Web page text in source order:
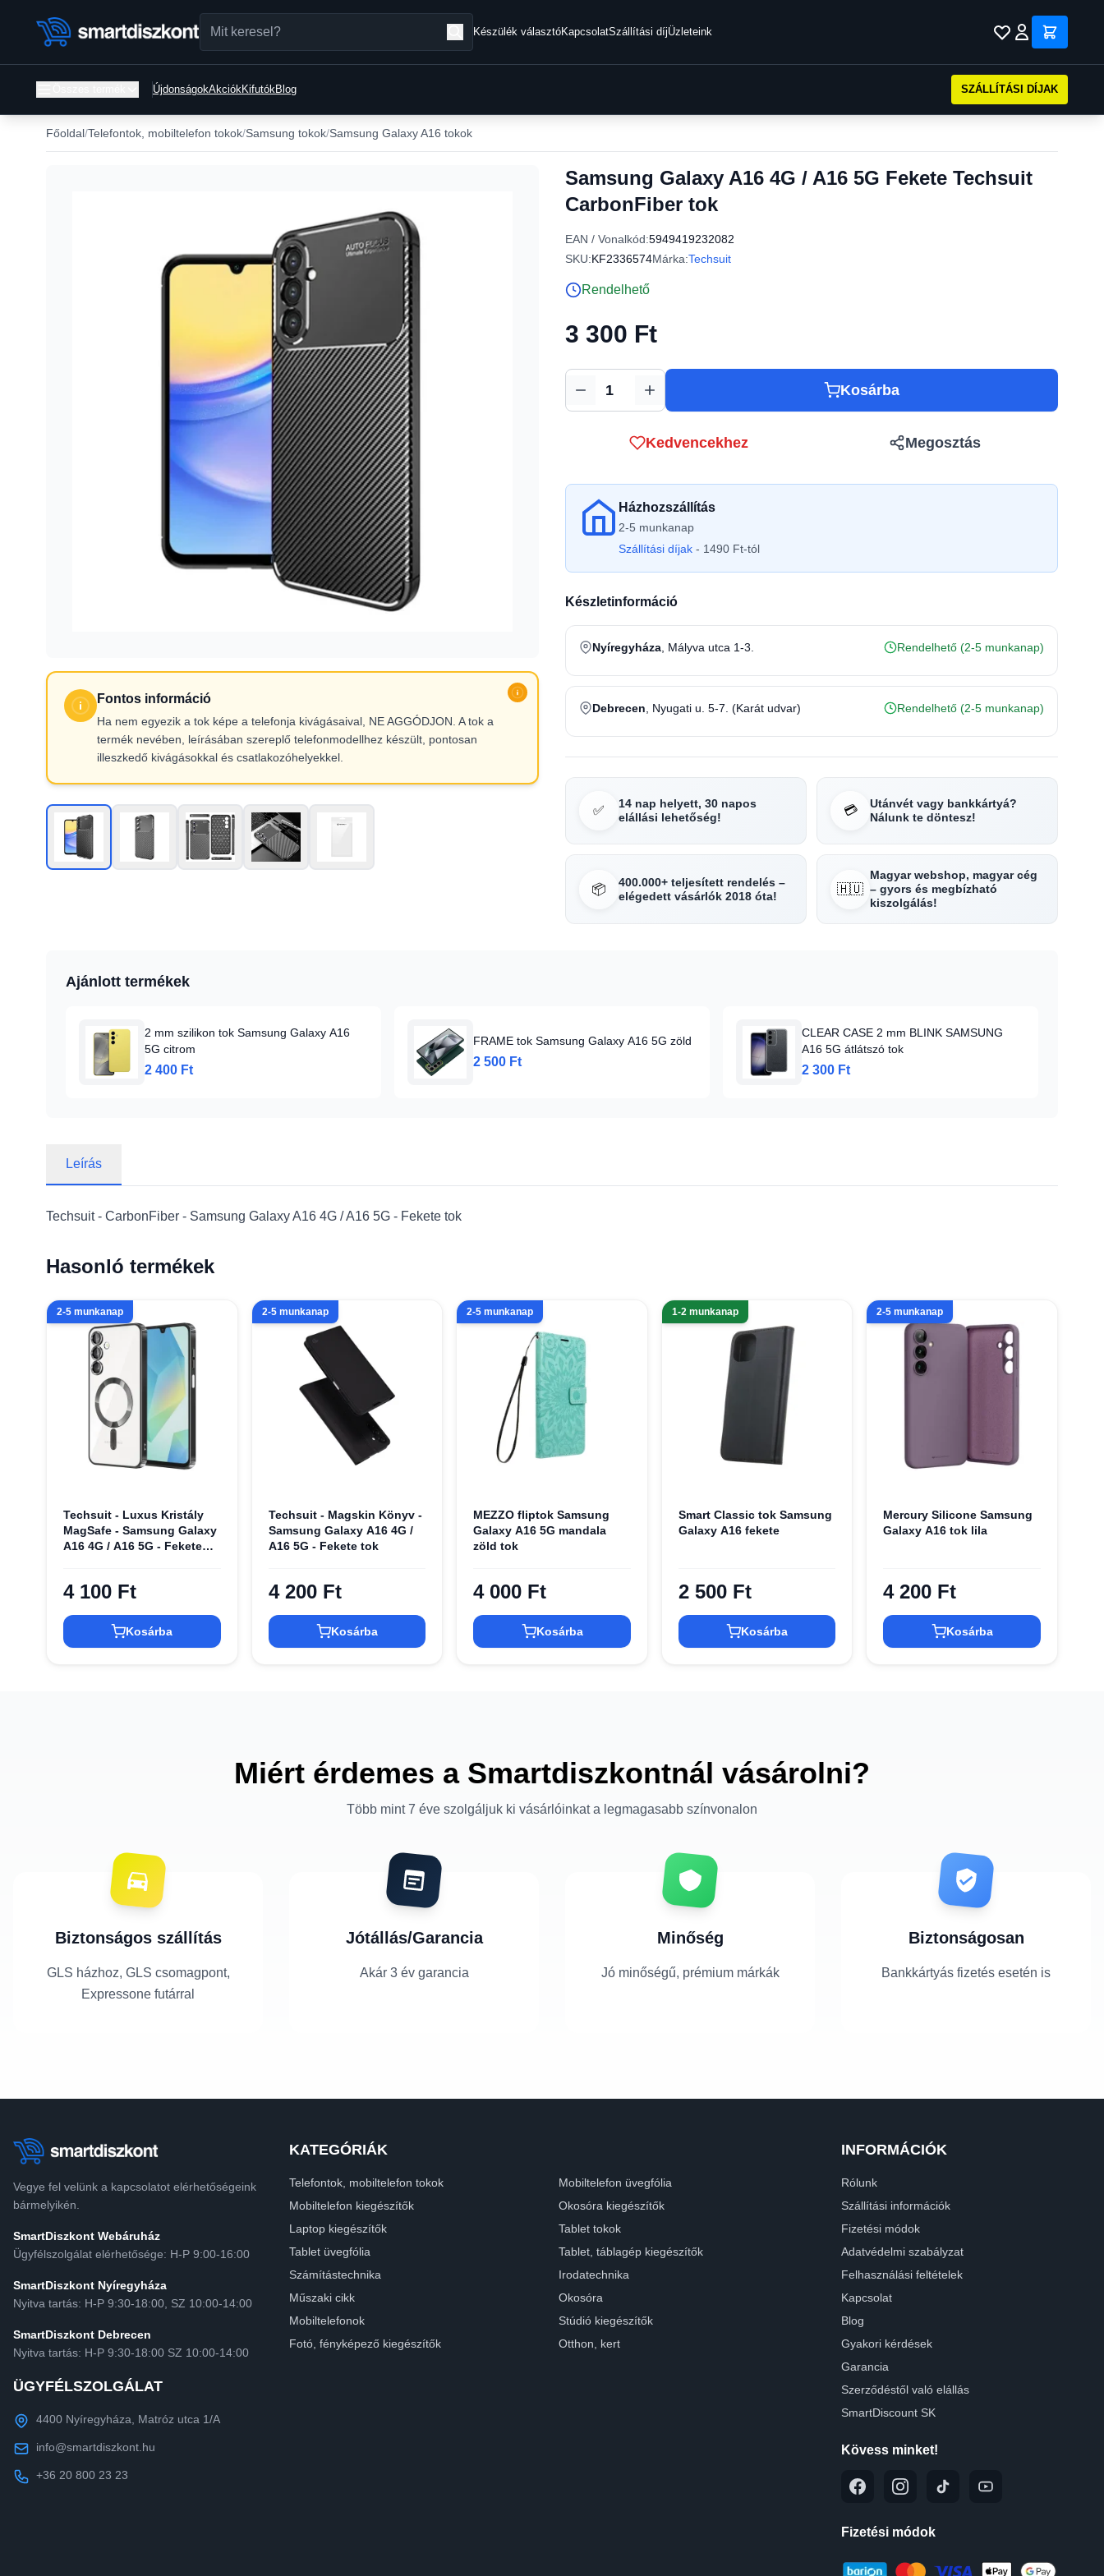
Készülék választóKapcsolatSzállítási díjÜzleteink
ÚjdonságokAkciókKifutókBlog SZÁLLÍTÁSI DÍJAK
Főoldal Telefontok, mobiltelefon tokok Samsung tokok Samsung Galaxy A16 tokok
Fontos információ
Ha nem egyezik a tok képe a telefonja kivágásaival, NE AGGÓDJON. A tok a
termék nevében, leírásában szereplő telefonmodellhez készült, pontosan
illeszkedő kivágásokkal és csatlakozóhelyekkel.
Samsung Galaxy A16 4G / A16 5G Fekete Techsuit
CarbonFiber tok
EAN / Vonalkód:5949419232082
SKU:KF2336574Márka:Techsuit
Rendelhető
3 300 Ft
Mennyiség Kosárba
Kedvencekhez Megosztás
Házhozszállítás
2-5 munkanap
Szállítási díjak - 1490 Ft-tól
Készletinformáció
Nyíregyháza , Mályva utca 1-3. Rendelhető (2-5 munkanap)
Debrecen , Nyugati u. 5-7. (Karát udvar) Rendelhető (2-5 munkanap)
✅
14 nap helyett, 30 napos
elállási lehetőség!
💳
Utánvét vagy bankkártyá?
Nálunk te döntesz!
📦
400.000+ teljesített rendelés –
elégedett vásárlók 2018 óta!
🇭🇺
Magyar webshop, magyar cég
– gyors és megbízható
kiszolgálás!
Ajánlott termékek
2 mm szilikon tok Samsung Galaxy A16
5G citrom
2 400 Ft
FRAME tok Samsung Galaxy A16 5G zöld
2 500 Ft
CLEAR CASE 2 mm BLINK SAMSUNG
A16 5G átlátszó tok
2 300 Ft
Leírás
Techsuit - CarbonFiber - Samsung Galaxy A16 4G / A16 5G - Fekete tok
Hasonló termékek
2-5 munkanap
Techsuit - Luxus Kristály
MagSafe - Samsung Galaxy
A16 4G / A16 5G - Fekete
4 100 Ft
Kosárba
2-5 munkanap
Techsuit - Magskin Könyv -
Samsung Galaxy A16 4G /
A16 5G - Fekete tok
4 200 Ft
Kosárba
2-5 munkanap
MEZZO fliptok Samsung
Galaxy A16 5G mandala
zöld tok
4 000 Ft
Kosárba
1-2 munkanap
Smart Classic tok Samsung
Galaxy A16 fekete
2 500 Ft
Kosárba
2-5 munkanap
Mercury Silicone Samsung
Galaxy A16 tok lila
4 200 Ft
Kosárba
Miért érdemes a Smartdiszkontnál vásárolni?
Több mint 7 éve szolgáljuk ki vásárlóinkat a legmagasabb színvonalon
Biztonságos szállítás
GLS házhoz, GLS csomagpont,
Expressone futárral
Jótállás/Garancia
Akár 3 év garancia
Minőség
Jó minőségű, prémium márkák
Biztonságosan
Bankkártyás fizetés esetén is
Vegye fel velünk a kapcsolatot elérhetőségeink
bármelyikén.
SmartDiszkont Webáruház
Ügyfélszolgálat elérhetősége: H-P 9:00-16:00
SmartDiszkont Nyíregyháza
Nyitva tartás: H-P 9:30-18:00, SZ 10:00-14:00
SmartDiszkont Debrecen
Nyitva tartás: H-P 9:30-18:00 SZ 10:00-14:00
ÜGYFÉLSZOLGÁLAT
4400 Nyíregyháza, Matróz utca 1/A
info@smartdiszkont.hu
+36 20 800 23 23
KATEGÓRIÁK
Telefontok, mobiltelefon tokok
Mobiltelefon üvegfólia
Mobiltelefon kiegészítők
Okosóra kiegészítők
Laptop kiegészítők
Tablet tokok
Tablet üvegfólia
Tablet, táblagép kiegészítők
Számítástechnika
Irodatechnika
Műszaki cikk
Okosóra
Mobiltelefonok
Stúdió kiegészítők
Fotó, fényképező kiegészítők
Otthon, kert
INFORMÁCIÓK
Rólunk
Szállítási információk
Fizetési módok
Adatvédelmi szabályzat
Felhasználási feltételek
Kapcsolat
Blog
Gyakori kérdések
Garancia
Szerződéstől való elállás
SmartDiscount SK
Kövess minket!
Fizetési módok